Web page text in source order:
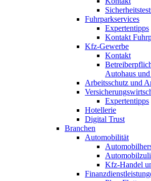
Fuhrparkservices
Expertentipps
Kontakt
Kfz-Gewerbe
Kontakt
Autohaus
Arbeitsschutz und
Expertentipps
Hotellerie
Digital Trust
Branchen
Automobilität
Kfz-Handel